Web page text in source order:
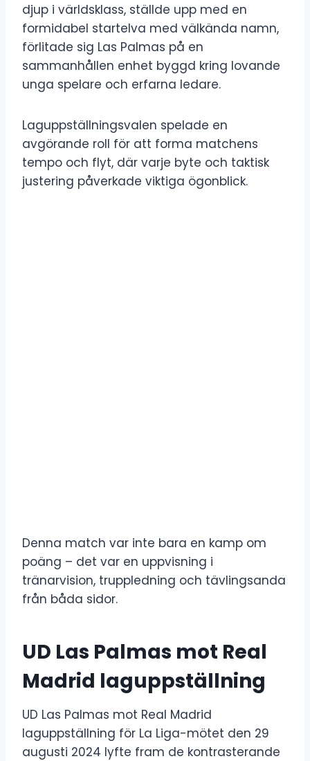
djup i världsklass, ställde upp med en
formidabel startelva med välkända namn,
förlitade sig Las Palmas på en
sammanhållen enhet byggd kring lovande
unga spelare och erfarna ledare.
Laguppställningsvalen spelade en
avgörande roll för att forma matchens
tempo och flyt, där varje byte och taktisk
justering påverkade viktiga ögonblick.
Denna match var inte bara en kamp om
poäng – det var en uppvisning i
tränarvision, truppledning och tävlingsanda
från båda sidor.
UD Las Palmas mot Real
Madrid laguppställning
UD Las Palmas mot Real Madrid
laguppställning för La Liga-mötet den 29
augusti 2024 lyfte fram de kontrasterande